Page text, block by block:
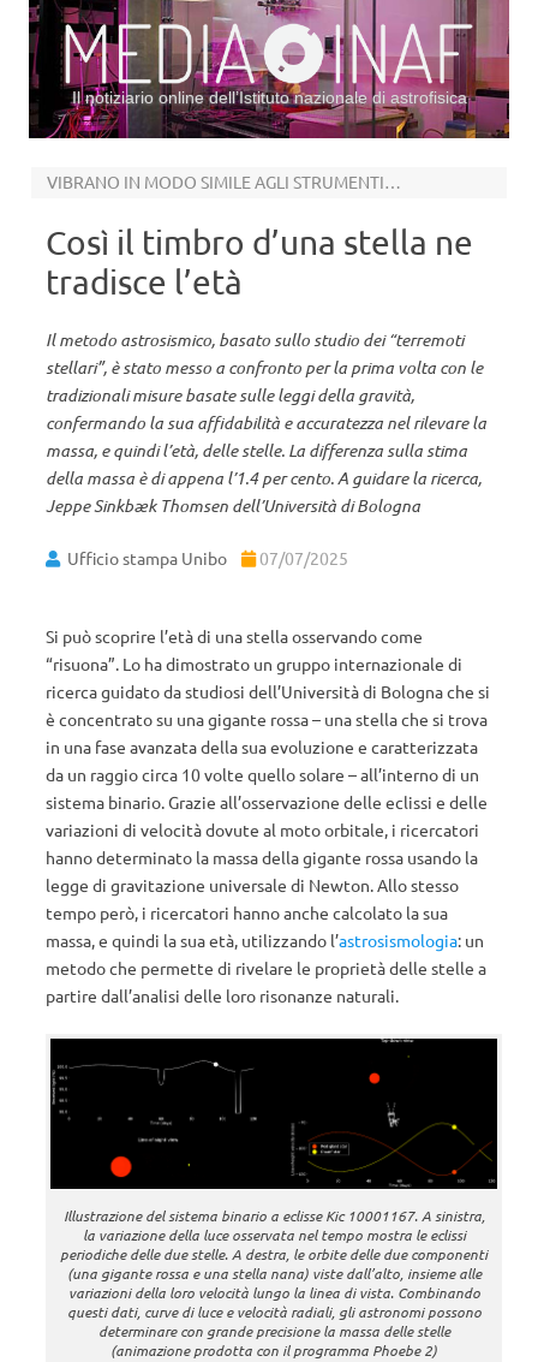
Il notiziario online dell’Istituto nazionale di astrofisica
VIBRANO IN MODO SIMILE AGLI STRUMENTI MUSICALI
Così il timbro d’una stella ne
tradisce l’età
Il metodo astrosismico, basato sullo studio dei “terremoti
stellari”, è stato messo a confronto per la prima volta con le
tradizionali misure basate sulle leggi della gravità,
confermando la sua affidabilità e accuratezza nel rilevare la
massa, e quindi l’età, delle stelle. La differenza sulla stima
della massa è di appena l’1.4 per cento. A guidare la ricerca,
Jeppe Sinkbæk Thomsen dell’Università di Bologna
Ufficio stampa Unibo 07/07/2025
Si può scoprire l’età di una stella osservando come
“risuona”. Lo ha dimostrato un gruppo internazionale di
ricerca guidato da studiosi dell’Università di Bologna che si
è concentrato su una gigante rossa – una stella che si trova
in una fase avanzata della sua evoluzione e caratterizzata
da un raggio circa 10 volte quello solare – all’interno di un
sistema binario. Grazie all’osservazione delle eclissi e delle
variazioni di velocità dovute al moto orbitale, i ricercatori
hanno determinato la massa della gigante rossa usando la
legge di gravitazione universale di Newton. Allo stesso
tempo però, i ricercatori hanno anche calcolato la sua
massa, e quindi la sua età, utilizzando l’astrosismologia: un
metodo che permette di rivelare le proprietà delle stelle a
partire dall’analisi delle loro risonanze naturali.
Illustrazione del sistema binario a eclisse Kic 10001167. A sinistra,
la variazione della luce osservata nel tempo mostra le eclissi
periodiche delle due stelle. A destra, le orbite delle due componenti
(una gigante rossa e una stella nana) viste dall’alto, insieme alle
variazioni della loro velocità lungo la linea di vista. Combinando
questi dati, curve di luce e velocità radiali, gli astronomi possono
determinare con grande precisione la massa delle stelle
(animazione prodotta con il programma Phoebe 2)